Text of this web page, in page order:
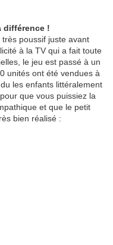
différence !
poussif juste avant
à la TV qui a fait toute
le jeu est passé à un
unités ont été vendues à
les enfants littéralement
que vous puissiez la
et que le petit
bien réalisé :